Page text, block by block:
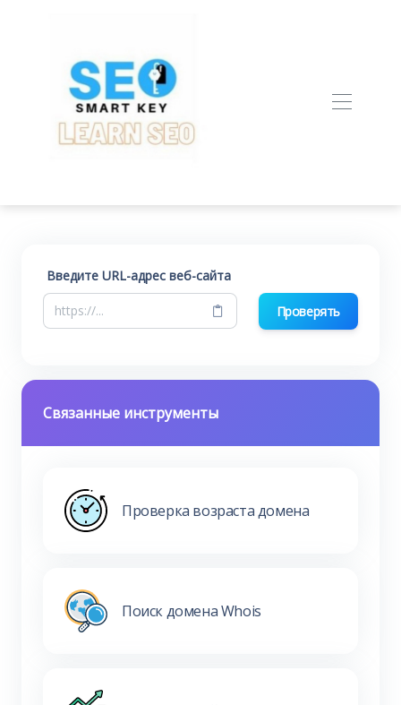
Введите URL-адрес веб-сайта
Проверять
Связанные инструменты
Проверка возраста домена
Поиск домена Whois